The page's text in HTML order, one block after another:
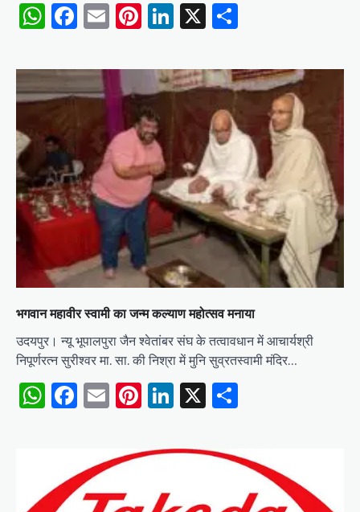
WhatsApp
Facebook
EmailPinterest
LinkedIn
X
भगवान महावीर स्वामी का जन्म कल्याण महोत्सव मनाया
उदयपुर। न्यू भूपालपुरा जैन श्वेतांबर संघ के तत्वावधान में आचार्यश्री
निपूर्णरत्न सुरीश्वर मा. सा. की निश्रा में मुनि सुव्रतस्वामी मंदिर…
WhatsApp
Facebook
EmailPinterest
LinkedIn
X